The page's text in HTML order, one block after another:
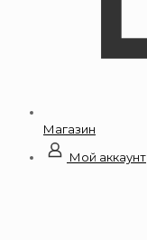
Магазин
Мой аккаунт